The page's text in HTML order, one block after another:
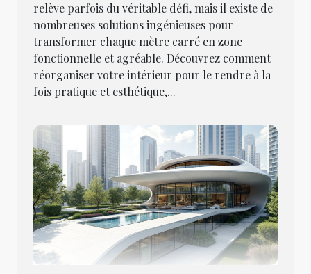
relève parfois du véritable défi, mais il existe de
nombreuses solutions ingénieuses pour
transformer chaque mètre carré en zone
fonctionnelle et agréable. Découvrez comment
réorganiser votre intérieur pour le rendre à la
fois pratique et esthétique,...